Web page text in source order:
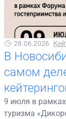
28.06.2026
В
самом
9 июля в
туризма